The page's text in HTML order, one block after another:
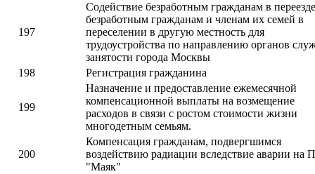
197
Содействие безработным гражданам в
безработным гражданам и членам их семей в
переселении в другую местность для
трудоустройства по направлению органов
занятости города Москвы
198
Регистрация гражданина
199
Назначение и предоставление ежемесячной
компенсационной выплаты на возмещение
расходов в связи с ростом стоимости жизни
многодетным семьям.
200
Компенсация гражданам, подвергшимся
воздействию радиации вследствие аварии на
"Маяк"